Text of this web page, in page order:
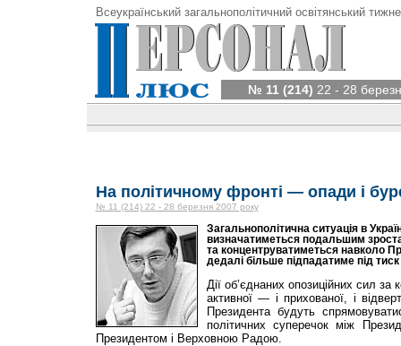
Всеукраїнський загальнополітичний освітянський
№ 11 (214) 22 - 28
На політичному фронті — опади і
№ 11 (214) 22 - 28 березня 2007 року
Загальнополітична ситуація в
визначатиметься подальшим
та концентруватиметься навколо
дедалі більше підпадатиме під тиск
Дії об’єднаних опозиційних сил
активної — і прихованої, і
Президента будуть
політичних суперечок між
Президентом і Верховною Радою.